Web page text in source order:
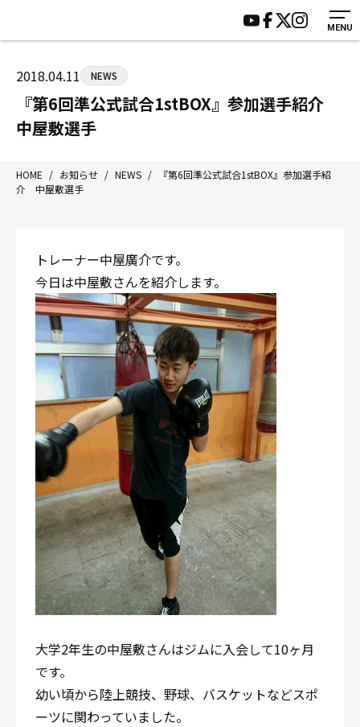
MENU
〒192-0072 東京都八王子市南町3-8 第2原嶋ビル1F
Tel/Fax：042-622-7222
営業時間：月〜土 14:00〜22:00 / 日・祝 14:00〜19:00
HOME
ジムについて
トレーニング
アマ・スパー各大会・キッズ
入会案内
見学・1日体験
施設紹介
会員様の声
サポーター募集
2018.04.11 NEWS
『第6回準公式試合1stBOX』参加選手紹介
中屋敷選手
HOME / お知らせ / NEWS /
『第6回準公式試合1stBOX』参加選手紹
介 中屋敷選手
トレーナー中屋廣介です。
今日は中屋敷さんを紹介します。
大学2年生の中屋敷さんはジムに入会して10ヶ月
です。
幼い頃から陸上競技、野球、バスケットなどスポ
ーツに関わっていました。